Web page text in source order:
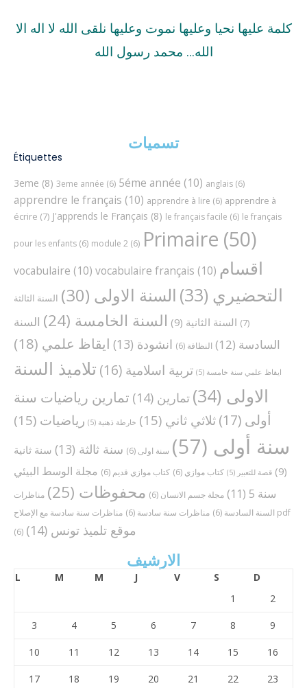
كلمة عليها نحيا وعليها نموت وعليها نلقى الله لا اله الا
الله… محمد رسول الله
تسميات
Étiquettes
3eme (8) 3eme année (6) 5éme année (10) anglais (6)
apprendre le français (10) apprendre à lire (6) apprendre à
écrire (7) J'apprends le Français (8) le français facile (6) le français
pour les enfants (6) module 2 (6) Primaire (50)
vocabulaire (10) vocabulaire français (10) اقسام
التحضيري (33) السنة الاولى (30)
السنة الثالثة
(7)
السنة الثانية (9) السنة الخامسة (24)
السنة
السادسة (12) النظافة (6) انشودة (13) ايقاظ علمي (18)
ايقاظ علمي سنة خامسة (5) تربية اسلامية (16)
تلاميذ السنة
الاولى (34) تمارين (14)
تمارين رياضيات سنة
أولى (17) ثلاثي ثاني (15) خارطة ذهنية (5) رياضيات (15)
سنة أولى (57) سنة اولى (6) سنة ثالثة (13)
سنة ثانية
(9)
قصة للتعبير (5) كتاب موازي (6) كتاب موازي قديم (6)
مجلة الوسط البيئي
سنة 5
(11) مجلة جسم الانسان (6) محفوظات (25)
مناظرات
السنة السادسة (6) مناظرات سنة سادسة (6)
مناظرات سنة سادسة مع الإصلاح pdf
(6)
موقع تلميذ تونس (14)
الارشيف
L M M J V S
D
1
2
3 4 5 6 7 8 9
10 11 12 13 14 15 16
17 18 19 20 21 22 23